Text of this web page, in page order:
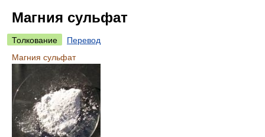
Магния сульфат
Толкование
Перевод
Магния сульфат